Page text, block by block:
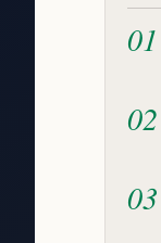
01
02
03